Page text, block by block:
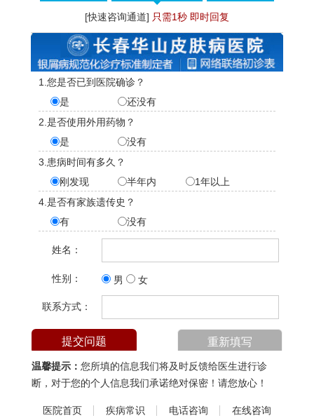
[快速咨询通道] 只需1秒 即时回复
1.您是否已到医院确诊？
是
还没有
2.是否使用外用药物？
是
没有
3.患病时间有多久？
刚发现
半年内
1年以上
4.是否有家族遗传史？
有
没有
姓名：
性别： 男 女
联系方式：
温馨提示： 您所填的信息我们将及时反馈给医生进行诊
断，对于您的个人信息我们承诺绝对保密！请您放心！
医院首页 疾病常识 电话咨询 在线咨询